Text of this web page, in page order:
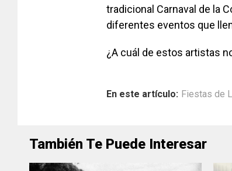
tradicional Carnaval de la
diferentes eventos que
¿A cuál de estos artistas
En este artículo: Fiestas de
También Te Puede Interesar